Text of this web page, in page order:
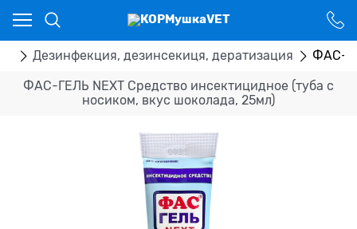
Дезинфекция, дезинсекиця, дератизация ФАС-
ФАС-ГЕЛЬ NEXT Средство инсектицидное (туба с
носиком, вкус шоколада, 25мл)
Ваш город - Костанай,
угадали?